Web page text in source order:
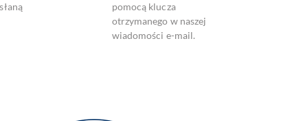
pomocą klucza
otrzymanego w naszej
wiadomości e-mail.